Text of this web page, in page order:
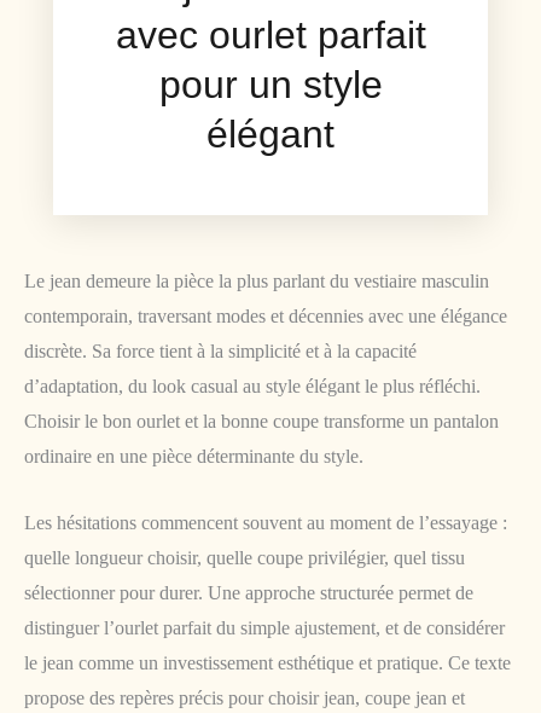
avec ourlet parfait
pour un style
élégant
Le jean demeure la pièce la plus parlant du vestiaire masculin
contemporain, traversant modes et décennies avec une élégance
discrète. Sa force tient à la simplicité et à la capacité
d’adaptation, du look casual au style élégant le plus réfléchi.
Choisir le bon ourlet et la bonne coupe transforme un pantalon
ordinaire en une pièce déterminante du style.
Les hésitations commencent souvent au moment de l’essayage :
quelle longueur choisir, quelle coupe privilégier, quel tissu
sélectionner pour durer. Une approche structurée permet de
distinguer l’ourlet parfait du simple ajustement, et de considérer
le jean comme un investissement esthétique et pratique. Ce texte
propose des repères précis pour choisir jean, coupe jean et